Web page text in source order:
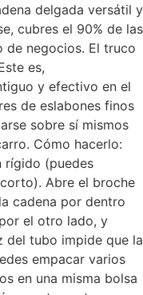
delgada versátil y
cubres el 90% de las
de negocios. El truco
es,
y efectivo en el
de eslabones finos
sobre sí mismos
Cómo hacerlo:
rígido (puedes
Abre el broche
cadena por dentro
el otro lado, y
del tubo impide que la
empacar varios
en una misma bolsa